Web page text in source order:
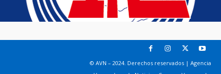
© AVN – 2024. Derechos reservados | Agencia